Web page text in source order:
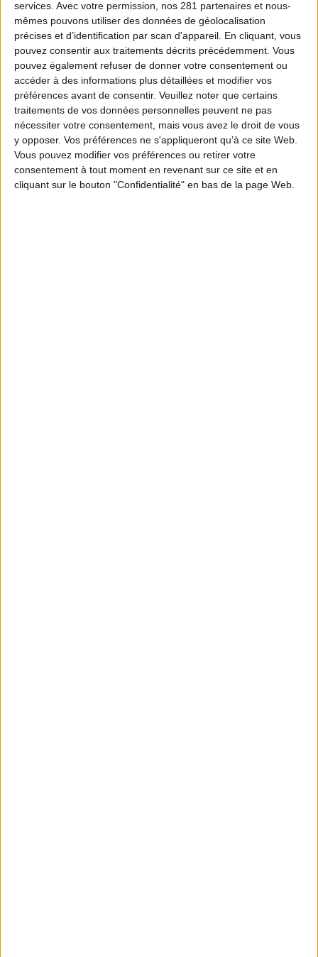
services. Avec votre permission, nos 281 partenaires et nous-
mêmes pouvons utiliser des données de géolocalisation
précises et d’identification par scan d'appareil. En cliquant, vous
pouvez consentir aux traitements décrits précédemment. Vous
pouvez également refuser de donner votre consentement ou
accéder à des informations plus détaillées et modifier vos
préférences avant de consentir. Veuillez noter que certains
traitements de vos données personnelles peuvent ne pas
nécessiter votre consentement, mais vous avez le droit de vous
y opposer. Vos préférences ne s'appliqueront qu’à ce site Web.
Vous pouvez modifier vos préférences ou retirer votre
consentement à tout moment en revenant sur ce site et en
cliquant sur le bouton "Confidentialité" en bas de la page Web.